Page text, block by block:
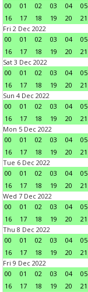
00
01 02 03 04 05
16
17 18 19 20 21
Fri 2 Dec 2022
00
01 02 03 04 05
16
17 18 19 20 21
Sat 3 Dec 2022
00
01 02 03 04 05
16
17 18 19 20 21
Sun 4 Dec 2022
00
01 02 03 04 05
16
17 18 19 20 21
Mon 5 Dec 2022
00
01 02 03 04 05
16
17 18 19 20 21
Tue 6 Dec 2022
00
01 02 03 04 05
16
17 18 19 20 21
Wed 7 Dec 2022
00
01 02 03 04 05
16
17 18 19 20 21
Thu 8 Dec 2022
00
01 02 03 04 05
16
17 18 19 20 21
Fri 9 Dec 2022
00
01 02 03 04 05
16
17 18 19 20 21